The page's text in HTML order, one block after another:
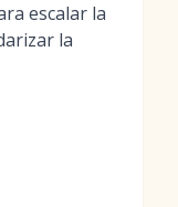
escalar la
la